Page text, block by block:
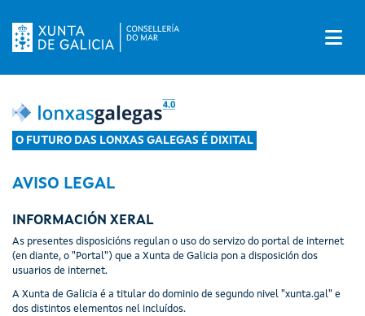
O FUTURO DAS LONXAS GALEGAS É DIXITAL
AVISO LEGAL
INFORMACIÓN XERAL
As presentes disposicións regulan o uso do servizo do portal de internet
(en diante, o "Portal") que a Xunta de Galicia pon a disposición dos
usuarios de internet.
A Xunta de Galicia é a titular do dominio de segundo nivel "xunta.gal" e
dos distintos elementos nel incluídos.